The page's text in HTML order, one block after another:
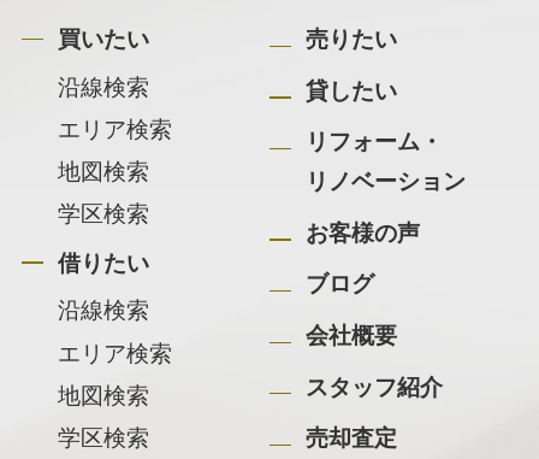
買いたい
沿線検索
エリア検索
地図検索
学区検索
借りたい
沿線検索
エリア検索
地図検索
学区検索
売りたい
貸したい
リフォーム・
リノベーション
お客様の声
ブログ
会社概要
スタッフ紹介
売却査定